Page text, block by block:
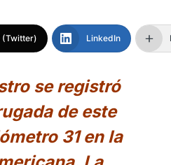
(Twitter) LinkedIn
se registró
de este
31 en la